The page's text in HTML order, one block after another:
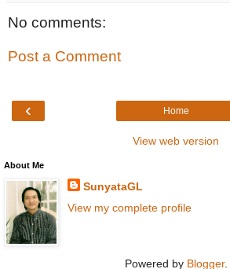
No comments:
Post a Comment
‹ Home
View web version
About Me
SunyataGL
View my complete profile
Powered by Blogger.